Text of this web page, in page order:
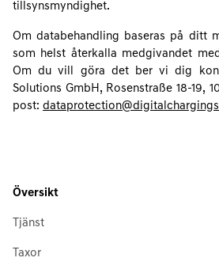
tillsynsmyndighet.
Om databehandling baseras på ditt
som helst återkalla medgivandet
Om du vill göra det ber vi dig
Solutions GmbH, Rosenstraße 18-19,
post:
Översikt
Tjänst
Taxor